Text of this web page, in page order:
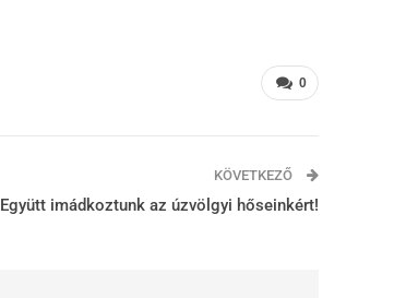
0
KÖVETKEZŐ
Együtt imádkoztunk az úzvölgyi hőseinkért!